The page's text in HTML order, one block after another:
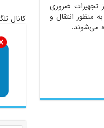
تجهیزات ضروری
منظور انتقال و
می‌شوند.
کانال